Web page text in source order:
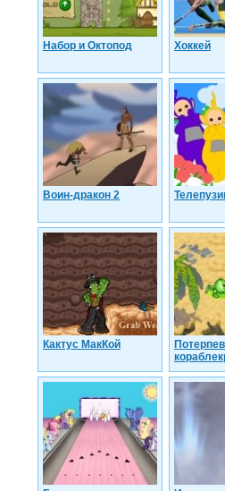
Набор и Октопод Хоккей
Воин-дракон 2
Кактус МакКой